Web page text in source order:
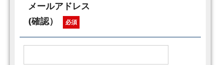
メールアドレス
(確認）
必須